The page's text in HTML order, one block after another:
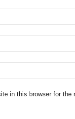
in this browser for the